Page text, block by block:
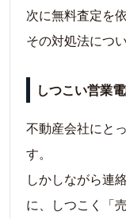
次に無料査定を
その対処法につ
しつこい営業
不動産会社にと
す。
しかしながら連
に、しつこく「